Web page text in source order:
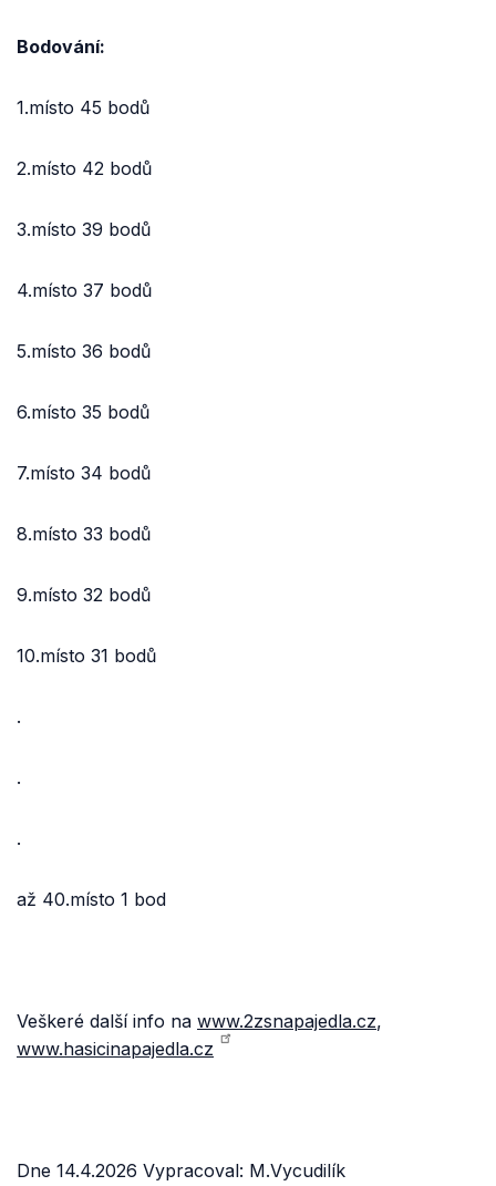
Bodování:
1.místo 45 bodů
2.místo 42 bodů
3.místo 39 bodů
4.místo 37 bodů
5.místo 36 bodů
6.místo 35 bodů
7.místo 34 bodů
8.místo 33 bodů
9.místo 32 bodů
10.místo 31 bodů
.
.
.
až 40.místo 1 bod
Veškeré další info na www.2zsnapajedla.cz,
www.hasicinapajedla.cz
Dne 14.4.2026 Vypracoval: M.Vycudilík